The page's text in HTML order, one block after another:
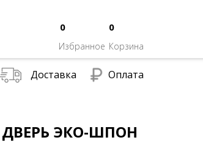
Доставка Оплата
Корзина
0
Избранное
0
ЭКО-ШПОН